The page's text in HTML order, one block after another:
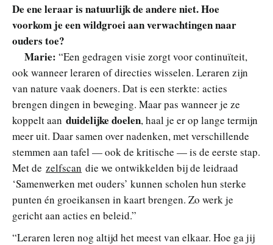
De ene leraar is natuurlijk de andere niet. Hoe
voorkom je een wildgroei aan verwachtingen naar
ouders toe?
Marie: “Een gedragen visie zorgt voor continuïteit,
ook wanneer leraren of directies wisselen. Leraren zijn
van nature vaak doeners. Dat is een sterkte: acties
brengen dingen in beweging. Maar pas wanneer je ze
koppelt aan duidelijke doelen, haal je er op lange termijn
meer uit. Daar samen over nadenken, met verschillende
stemmen aan tafel — ook de kritische — is de eerste stap.
Met de zelfscan die we ontwikkelden bij de leidraad
‘Samenwerken met ouders’ kunnen scholen hun sterke
punten én groeikansen in kaart brengen. Zo werk je
gericht aan acties en beleid.”
“Leraren leren nog altijd het meest van elkaar. Hoe ga jij